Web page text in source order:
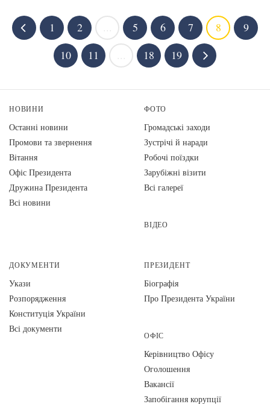
1 2 5 6 7 8
9
10
11 18 19
НОВИНИ
Останні новини
Промови та звернення
Вiтання
Офіс Президента
Дружина Президента
Всі новини
ФОТО
Громадські заходи
Зустрічі й наради
Робочі поїздки
Зарубіжні візити
Всі галереї
ВІДЕО
ДОКУМЕНТИ
Укази
Розпорядження
Конституція України
Всі документи
ПРЕЗИДЕНТ
Біографія
Про Президента України
ОФІС
Керівництво Офісу
Оголошення
Вакансії
Запобігання корупції